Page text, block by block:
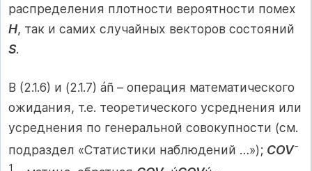
распределения плотности вероятности помех
H, так и самих случайных векторов состояний
S.
В (2.1.6) и (2.1.7) áñ – операция математического
ожидания, т.е. теоретического усреднения или
усреднения по генеральной совокупности (см.
подраздел «Статистики наблюдений …»); COV-
1